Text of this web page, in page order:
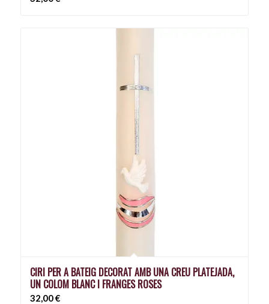
CIRI PER A BATEIG DECORAT AMB UNA CREU PLATEJADA,
UN COLOM BLANC I FRANGES ROSES
32,00€